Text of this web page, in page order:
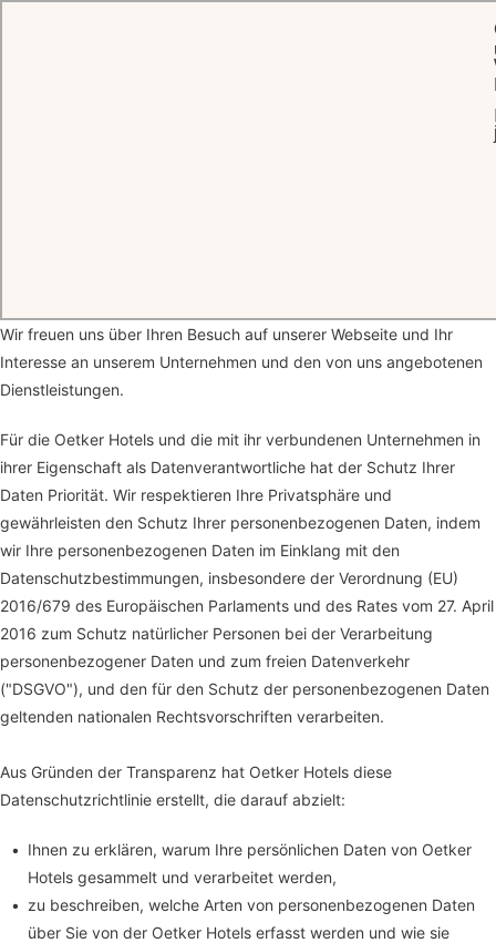
Wir freuen uns über Ihren Besuch auf unserer Webseite und Ihr
Interesse an unserem Unternehmen und den von uns angebotenen
Dienstleistungen.
Für die Oetker Hotels und die mit ihr verbundenen Unternehmen in
ihrer Eigenschaft als Datenverantwortliche hat der Schutz Ihrer
Daten Priorität. Wir respektieren Ihre Privatsphäre und
gewährleisten den Schutz Ihrer personenbezogenen Daten, indem
wir Ihre personenbezogenen Daten im Einklang mit den
Datenschutzbestimmungen, insbesondere der Verordnung (EU)
2016/679 des Europäischen Parlaments und des Rates vom 27. April
2016 zum Schutz natürlicher Personen bei der Verarbeitung
personenbezogener Daten und zum freien Datenverkehr
("DSGVO"), und den für den Schutz der personenbezogenen Daten
geltenden nationalen Rechtsvorschriften verarbeiten.
Aus Gründen der Transparenz hat Oetker Hotels diese
Datenschutzrichtlinie erstellt, die darauf abzielt:
Ihnen zu erklären, warum Ihre persönlichen Daten von Oetker
Hotels gesammelt und verarbeitet werden,
zu beschreiben, welche Arten von personenbezogenen Daten
über Sie von der Oetker Hotels erfasst werden und wie sie